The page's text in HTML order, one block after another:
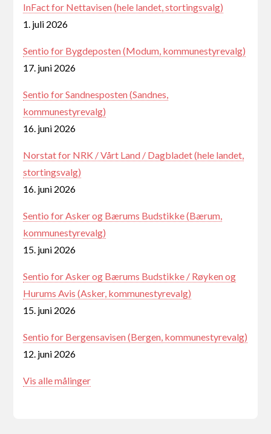
InFact for Nettavisen (hele landet, stortingsvalg)
1. juli 2026
Sentio for Bygdeposten (Modum, kommunestyrevalg)
17. juni 2026
Sentio for Sandnesposten (Sandnes,
kommunestyrevalg)
16. juni 2026
Norstat for NRK / Vårt Land / Dagbladet (hele landet,
stortingsvalg)
16. juni 2026
Sentio for Asker og Bærums Budstikke (Bærum,
kommunestyrevalg)
15. juni 2026
Sentio for Asker og Bærums Budstikke / Røyken og
Hurums Avis (Asker, kommunestyrevalg)
15. juni 2026
Sentio for Bergensavisen (Bergen, kommunestyrevalg)
12. juni 2026
Vis alle målinger